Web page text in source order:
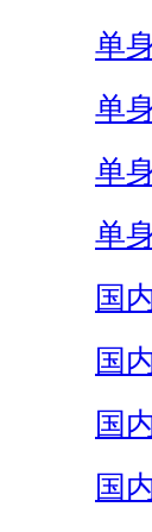
单
单
单
单
国
国
国
国